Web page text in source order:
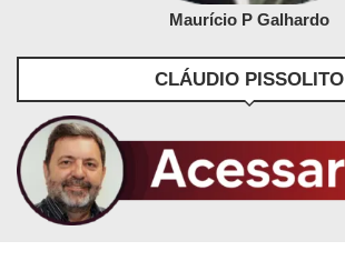
Maurício P Galhardo
CLÁUDIO PISSOLITO